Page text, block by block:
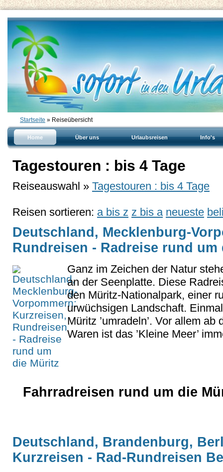
Startseite » Reiseübersicht
Home Über uns Urlaubsreisen Info's
Tagestouren : bis 4 Tage
Reiseauswahl » Tagestouren : bis 4 Tage
Reisen sortieren: a bis z z bis a neueste
Deutschland, Mecklenburg-
Rundreisen - Radreise rund um
Ganz im Zeichen der Natur
an der Seenplatte. Diese
den Müritz-Nationalpark, einer
urwüchsigen Landschaft.
Müritz ’umradeln’. Vor allem
Waren ist das ’Kleine Meer’
Fahrradreisen rund um die
Deutschland, Brandenburg,
Kurzreisen - Rad-Rundreisen